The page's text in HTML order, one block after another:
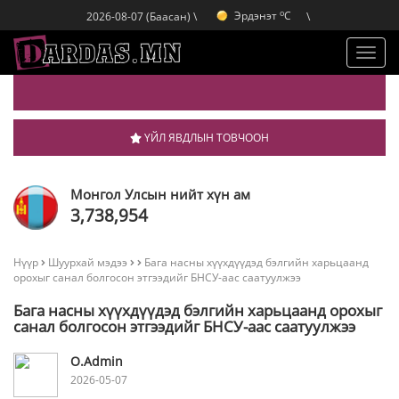
2026-08-07 (Баасан) \ Эрдэнэт oC
Улаанбаатар C
\
ҮЙЛ ЯВДЛЫН ТОВЧООН
Монгол Улсын нийт хүн ам
3,738,954
Нүүр Шуурхай мэдээ
Бага насны хүүхдүүдэд бэлгийн харьцаанд
орохыг санал болгосон этгээдийг БНСУ-аас саатуулжээ
Бага насны хүүхдүүдэд бэлгийн харьцаанд орохыг
санал болгосон этгээдийг БНСУ-аас саатуулжээ
O.Admin
2026-05-07